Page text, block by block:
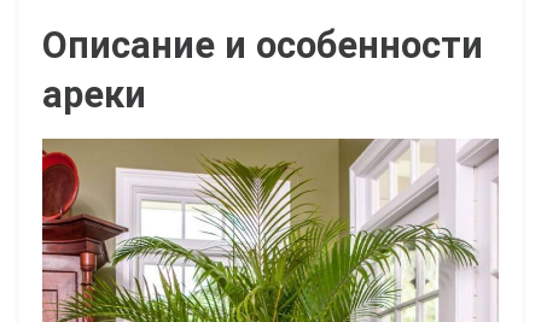
Описание и особенности
ареки